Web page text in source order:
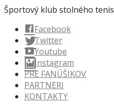
Prejsť
obsah
Športový klub stolného
Facebook
Twitter
Youtube
Instagram
PRE FANÚŠIKOV
PARTNERI
KONTAKTY